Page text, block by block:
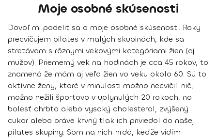
Moje osobné skúsenosti
Dovoľ mi podeliť sa o moje osobné skúsenosti. Roky
precvičujem pilates v malých skupinách, kde sa
stretávam s rôznymi vekovými kategóriami žien (aj
mužov). Priemerný vek na hodinách je cca 45 rokov, to
znamená že mám aj veľa žien vo veku okolo 60. Sú to
aktívne ženy, ktoré v minulosti možno necvičili nič,
možno nežili športovo v uplynulých 20 rokoch, no
bolesť chrbta alebo vysoký cholesterol, zvýšený
cukor alebo práve krvný tlak ich priviedol do našej
pilates skupiny. Som na nich hrdá, keďže vidím